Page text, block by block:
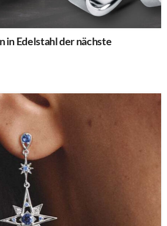
in Edelstahl der nächste